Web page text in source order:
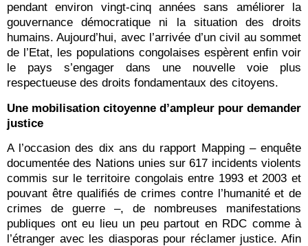
pendant environ vingt-cinq années sans améliorer la
gouvernance démocratique ni la situation des droits
humains. Aujourd’hui, avec l’arrivée d’un civil au sommet
de l’Etat, les populations congolaises espèrent enfin voir
le pays s’engager dans une nouvelle voie plus
respectueuse des droits fondamentaux des citoyens.
Une mobilisation citoyenne d’ampleur pour demander
justice
A l’occasion des dix ans du rapport Mapping – enquête
documentée des Nations unies sur 617 incidents violents
commis sur le territoire congolais entre 1993 et 2003 et
pouvant être qualifiés de crimes contre l’humanité et de
crimes de guerre –, de nombreuses manifestations
publiques ont eu lieu un peu partout en RDC comme à
l’étranger avec les diasporas pour réclamer justice. Afin